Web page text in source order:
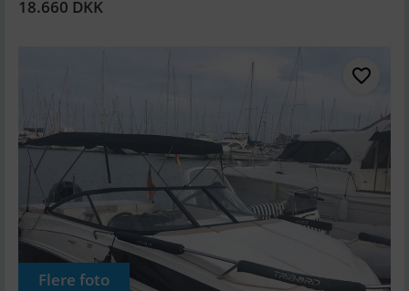
18.660 DKK
Flere foto